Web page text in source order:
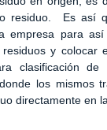
residuo. Es así
empresa para
y colocar
clasificación
los mismos
directamente en